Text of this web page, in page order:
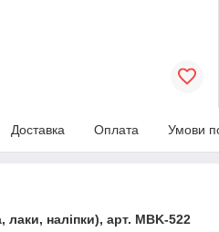
Доставка Оплата Умови
наліпки), арт. MBK-522